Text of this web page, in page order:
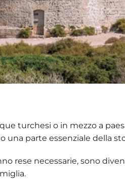
turchesi o in mezzo a
una parte essenziale della
rese necessarie, sono